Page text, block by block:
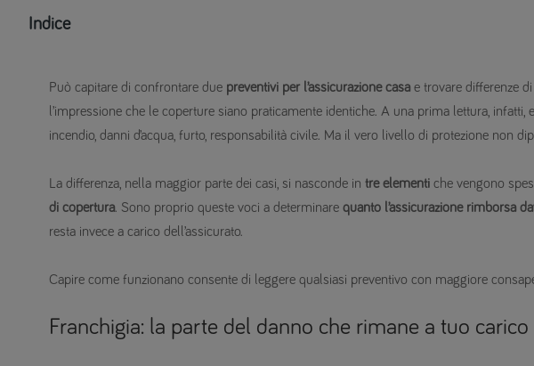
Indice
Può capitare di confrontare due preventivi per l’assicurazione casae trovare differenze
l’impressione che le coperture siano praticamente identiche. A una prima lettura,
incendio, danni d’acqua, furto, responsabilità civile. Ma il vero livello di protezione non
La differenza, nella maggior parte dei casi, si nasconde in tre elementiche vengono
di copertura. Sono proprio queste voci a determinare quanto l’assicurazione rimborsa
resta invece a carico dell’assicurato.
Capire come funzionano consente di leggere qualsiasi preventivo con maggiore
Franchigia: la parte del danno che rimane a tuo carico